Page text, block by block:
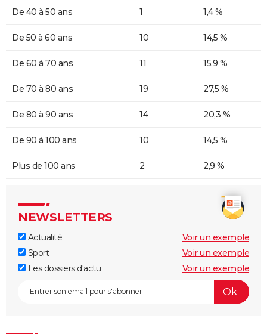
De 40 à 50 ans 1 1,4 %
De 50 à 60 ans 10 14,5 %
De 60 à 70 ans 11 15,9 %
De 70 à 80 ans 19 27,5 %
De 80 à 90 ans 14 20,3 %
De 90 à 100 ans 10 14,5 %
Plus de 100 ans 2 2,9 %
NEWSLETTERS
Actualité
Voir un exemple
Sport
Voir un exemple
Les dossiers d'actu
Voir un exemple